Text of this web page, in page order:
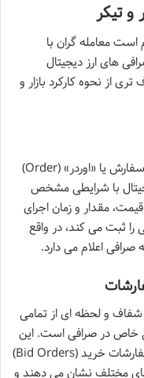
و تیکر
معامله گران با
های ارز دیجیتال
از نحوه کارکرد بازار و
در اصطلاح بازارهای مالی و به ویژه رمزارزها، سفارش یا «اوردر» (Order)
با شرایطی مشخص
مقدار و زمان اجرای
ثبت می کند، در واقع
اعلام می دارد.
شفاف و لحظه ای از تمامی
خاص در صرافی است. این
دفتر به دو بخش اصلی تقسیم می شود: سفارشات خرید (Bid Orders)
مختلف نشان می دهند و